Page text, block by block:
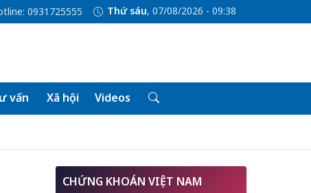
0931725555 Thứ sáu, 07/08/2026 - 09:38
vấn Xã hội Videos
CHỨNG KHOÁN VIỆT NAM